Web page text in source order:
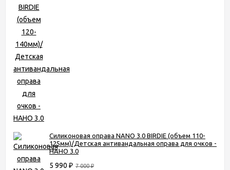
Силиконовая оправа NANO 3.0 BIRDIE (объем 110-
125мм)/Детская антивандальная оправа для очков -
НАНО 3.0
5 990 ₽ 7 000₽